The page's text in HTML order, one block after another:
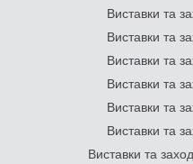
Виставки та
Виставки та
Виставки та
Виставки та
Виставки та
Виставки та
Виставки та